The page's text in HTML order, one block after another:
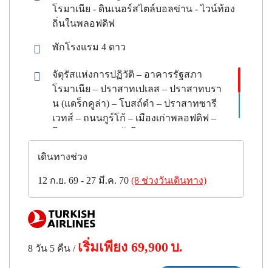
โรมาเนีย - ดินเนอร์สไตล์บอลข่าน - ไวน์ท้อง
ถิ่นในพลอฟดิฟ
พักโรงแรม 4 ดาว
จัตุรัสแห่งการปฏิวัติ – อาคารรัฐสภา
โรมาเนีย – ปราสาทเปเลส – ปราสาทบรา
น (แดร็กคูล่า) – โบสถ์ดำ – ปราสาทซารี
เวทส์ – ถนนกูร์โก้ – เมืองเก่าพลอฟดิฟ –
โลก) – พิพิธภัณฑ์แห่งชาติบัลแกเรีย –
มหาวิหารอเล็กซานเดอร์ เนฟสกี – โบสถ์
เดินทางช่วง
12 ก.ย. 69 - 27 มี.ค. 70 (8 ช่วงวันเดินทาง)
8 วัน 5 คืน / เริ่มเพียง 69,900บ.